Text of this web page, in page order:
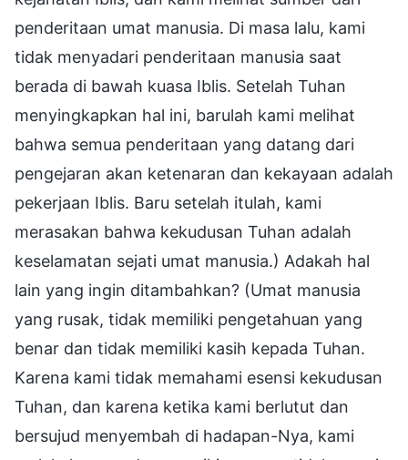
penderitaan umat manusia. Di masa lalu, kami
tidak menyadari penderitaan manusia saat
berada di bawah kuasa Iblis. Setelah Tuhan
menyingkapkan hal ini, barulah kami melihat
bahwa semua penderitaan yang datang dari
pengejaran akan ketenaran dan kekayaan adalah
pekerjaan Iblis. Baru setelah itulah, kami
merasakan bahwa kekudusan Tuhan adalah
keselamatan sejati umat manusia.) Adakah hal
lain yang ingin ditambahkan? (Umat manusia
yang rusak, tidak memiliki pengetahuan yang
benar dan tidak memiliki kasih kepada Tuhan.
Karena kami tidak memahami esensi kekudusan
Tuhan, dan karena ketika kami berlutut dan
bersujud menyembah di hadapan-Nya, kami